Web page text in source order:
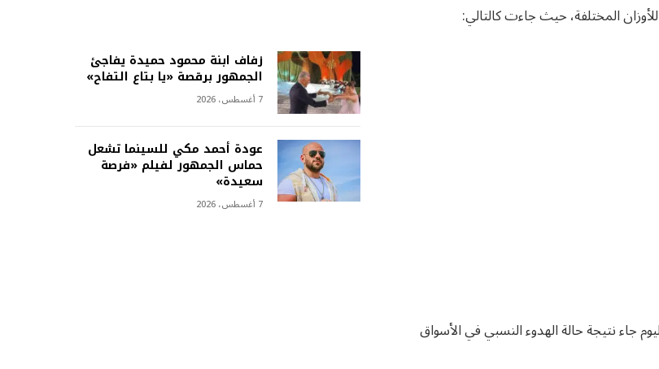
المختلفة، حيث جاءت كالتالي:
جاء نتيجة حالة الهدوء النسبي في الأسواق
زفاف ابنة محمود حميدة يفاجئ
الجمهور برقصة «يا بتاع التفاح»
7 أغسطس، 2026
عودة أحمد مكي للسينما تشعل
حماس الجمهور لفيلم «فرصة
سعيدة»
7 أغسطس، 2026